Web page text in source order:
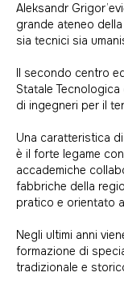
Aleksandr
grande ateneo
sia tecnici sia
Il secondo centro
Statale
di ingegneri per il
Una caratteristica
è il forte legame
accademiche
fabbriche della
pratico e orientato
Negli ultimi anni
formazione di
tradizionale e